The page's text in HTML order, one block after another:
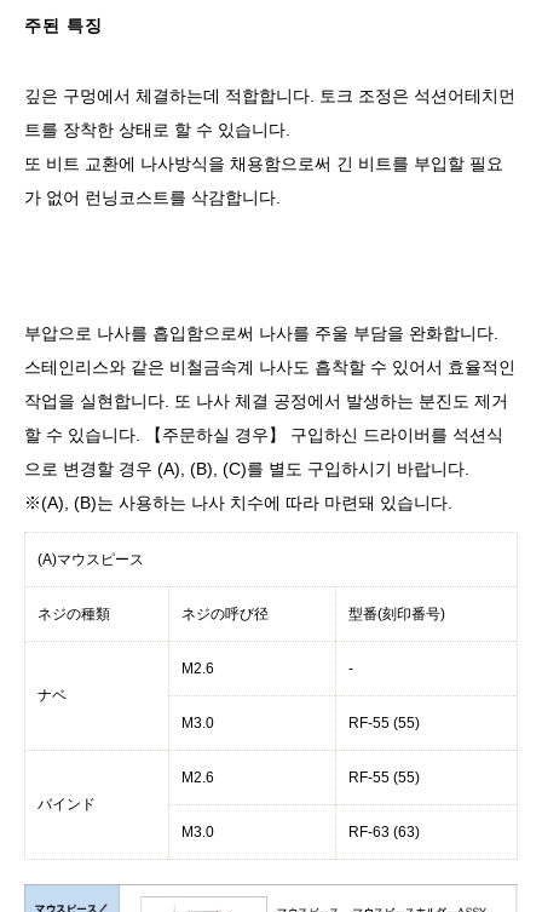
주된 특징
깊은 구멍에서 체결하는데 적합합니다. 토크 조정은 석션어테치먼
트를 장착한 상태로 할 수 있습니다.
또 비트 교환에 나사방식을 채용함으로써 긴 비트를 부입할 필요
가 없어 런닝코스트를 삭감합니다.
부압으로 나사를 흡입함으로써 나사를 주울 부담을 완화합니다.
스테인리스와 같은 비철금속계 나사도 흡착할 수 있어서 효율적인
작업을 실현합니다. 또 나사 체결 공정에서 발생하는 분진도 제거
할 수 있습니다. 【주문하실 경우】 구입하신 드라이버를 석션식
으로 변경할 경우 (A), (B), (C)를 별도 구입하시기 바랍니다.
※(A), (B)는 사용하는 나사 치수에 따라 마련돼 있습니다.
(A)マウスピース
ネジの種類 ネジの呼び径 型番(刻印番号)
ナベ
M2.6 -
M3.0 RF-55 (55)
バインド
M2.6 RF-55 (55)
M3.0 RF-63 (63)